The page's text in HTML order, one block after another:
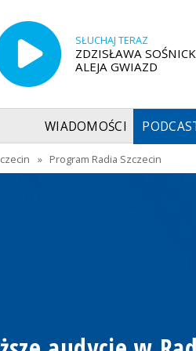
SŁUCHAJ TERAZ
ZDZISŁAWA
ALEJA GWIAZD
WIADOMOŚCI
» Program Radia Szczecin